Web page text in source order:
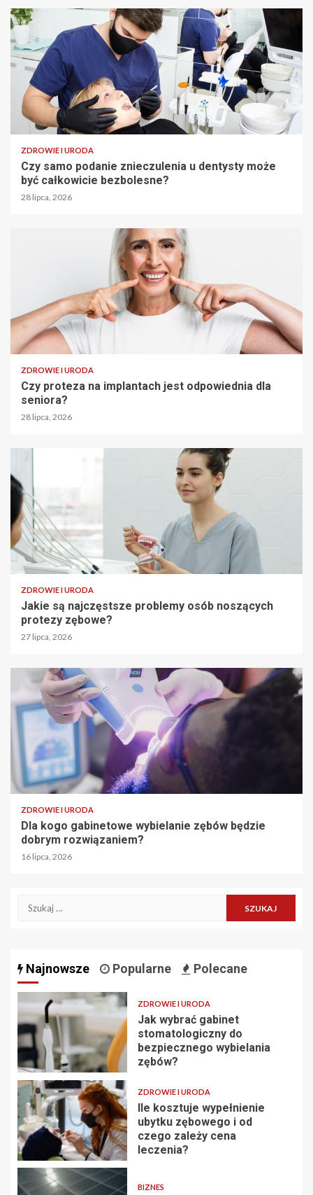
ZDROWIE I URODA
Czy samo podanie znieczulenia u dentysty może
być całkowicie bezbolesne?
28 lipca, 2026
ZDROWIE I URODA
Czy proteza na implantach jest odpowiednia dla
seniora?
28 lipca, 2026
ZDROWIE I URODA
Jakie są najczęstsze problemy osób noszących
protezy zębowe?
27 lipca, 2026
ZDROWIE I URODA
Dla kogo gabinetowe wybielanie zębów będzie
dobrym rozwiązaniem?
16 lipca, 2026
Szukaj:
Najnowsze Popularne Polecane
ZDROWIE I URODA
Jak wybrać gabinet
stomatologiczny do
bezpiecznego wybielania
zębów?
ZDROWIE I URODA
Ile kosztuje wypełnienie
ubytku zębowego i od
czego zależy cena
leczenia?
BIZNES